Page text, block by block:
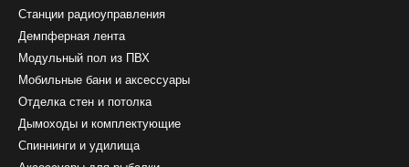
Станции радиоуправления
Демпферная лента
Модульный пол из ПВХ
Мобильные бани и аксессуары
Отделка стен и потолка
Дымоходы и комплектующие
Спиннинги и удилища